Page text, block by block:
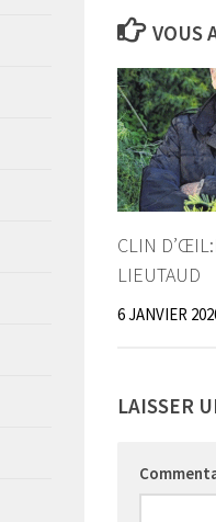
VOUS
CLIN
LIEUTAUD
6 JANVIER
LAISSER